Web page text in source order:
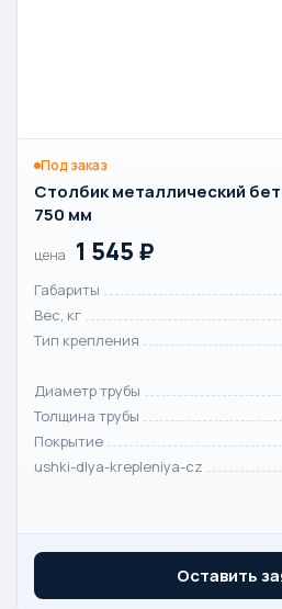
Под заказ
Столбик металлический
750 мм
цена 1 545 ₽
Габариты
Вес, кг
Тип крепления
Диаметр трубы
Толщина трубы
Покрытие
ushki-dlya-krepleniya-cz
Оставить